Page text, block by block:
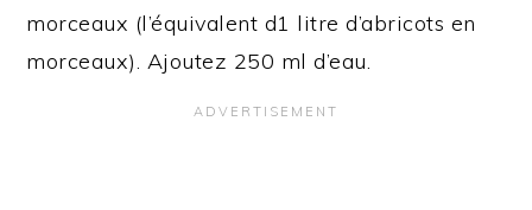
morceaux (l’équivalent d1 litre d’abricots en
morceaux). Ajoutez 250 ml d’eau.